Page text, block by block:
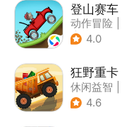
登山赛车
动作冒险
| 卡通
4.0
狂野重卡
休闲益智
4.6